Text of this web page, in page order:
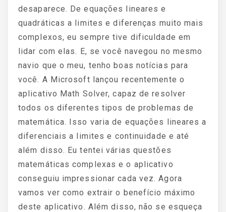
desaparece. De equações lineares e
quadráticas a limites e diferenças muito mais
complexos, eu sempre tive dificuldade em
lidar com elas. E, se você navegou no mesmo
navio que o meu, tenho boas notícias para
você. A Microsoft lançou recentemente o
aplicativo Math Solver, capaz de resolver
todos os diferentes tipos de problemas de
matemática. Isso varia de equações lineares a
diferenciais a limites e continuidade e até
além disso. Eu tentei várias questões
matemáticas complexas e o aplicativo
conseguiu impressionar cada vez. Agora
vamos ver como extrair o benefício máximo
deste aplicativo. Além disso, não se esqueça